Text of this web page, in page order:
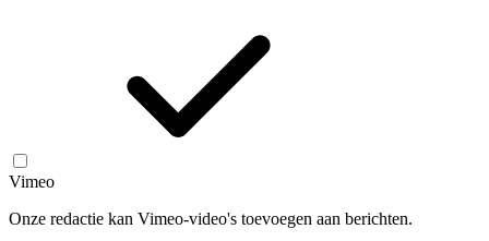
Vimeo
Onze redactie kan Vimeo-video's toevoegen aan berichten.